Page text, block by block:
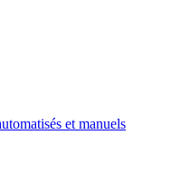
et manuels